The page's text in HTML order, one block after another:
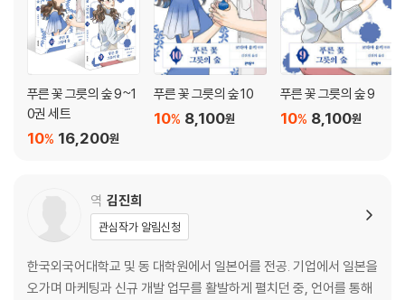
푸른 꽃 그릇의 숲 9~1
0권 세트
16,200원
10%
푸른 꽃 그릇의 숲 10
8,100원
10%
푸른 꽃 그릇의 숲 9
8,100원
10%
역 김진희
관심작가 알림신청
한국외국어대학교 및 동 대학원에서 일본어를 전공. 기업에서 일본을
오가며 마케팅과 신규 개발 업무를 활발하게 펼치던 중, 언어를 통해